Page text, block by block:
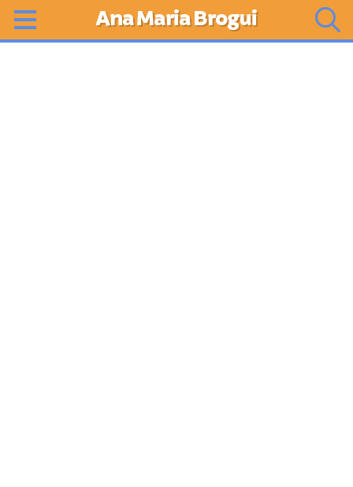
Ana Maria Brogui